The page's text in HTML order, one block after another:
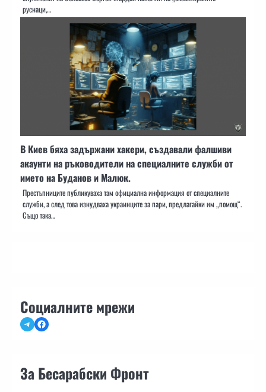
руснаци,…
В Киев бяха задържани хакери, създавали фалшиви
акаунти на ръководители на специалните служби от
името на Буданов и Малюк.
Престъпниците публикуваха там официална информация от специалните
служби, а след това изнудваха украинците за пари, предлагайки им „помощ“.
Също така…
Социалните мрежи
TelegramFacebook
За Бесарабски Фронт